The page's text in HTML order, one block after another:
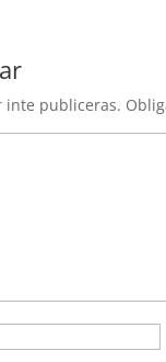
inte publiceras.